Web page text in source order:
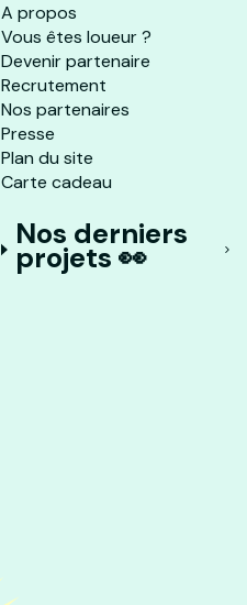
A propos
Vous êtes loueur ?
Devenir partenaire
Recrutement
Nos partenaires
Presse
Plan du site
Carte cadeau
Nos derniers
projets 👀